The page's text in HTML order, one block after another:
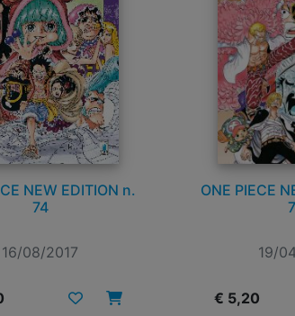
NEW EDITION n.
74
16/08/2017
ONE PIECE
19/
€ 5,20